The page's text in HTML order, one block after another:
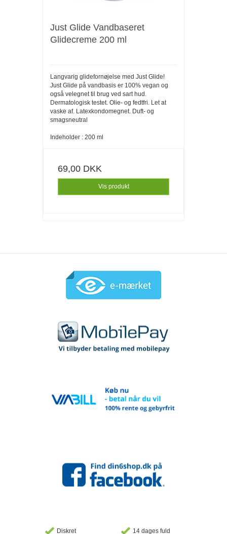
Just Glide Vandbaseret
Glidecreme 200 ml
Langvarig glidefornøjelse med Just Glide!
Just Glide på vandbasis er 100% vegan og
også velegnet til brug ved sart hud.
Dermatologisk testet. Olie- og fedtfri. Let at
vaske af. Latexkondomegnet. Duft- og
smagsneutral
Indeholder : 200 ml
69,00 DKK
Vis produkt
Diskret
14 dages fuld